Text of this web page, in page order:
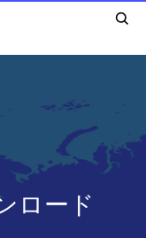
ロード